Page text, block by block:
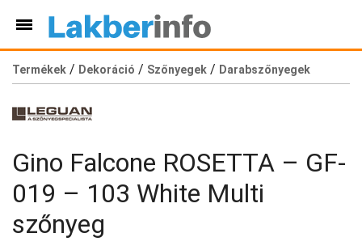
Termékek / Dekoráció / Szőnyegek / Darabszőnyegek
Gino Falcone ROSETTA – GF-
019 – 103 White Multi
szőnyeg